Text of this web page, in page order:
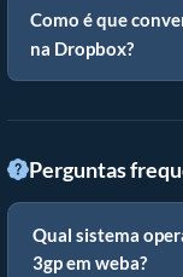
Como é que
na Dropbox?
Perguntas
Qual sistema
3gp em weba?